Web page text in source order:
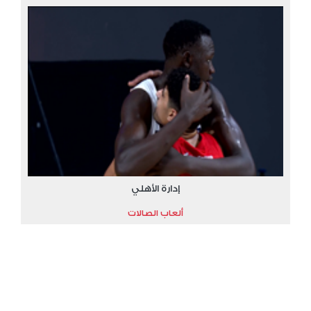
إدارة الأهلي
ألعاب الصالات